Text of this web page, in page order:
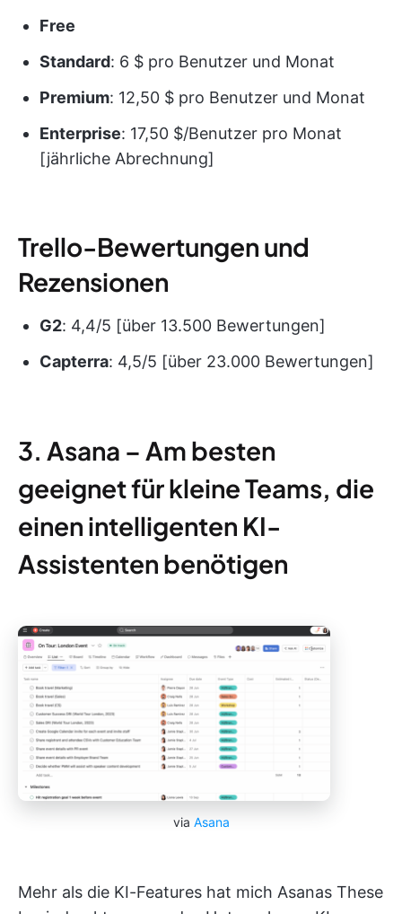
Free
Standard: 6 $ pro Benutzer und Monat
Premium: 12,50 $ pro Benutzer und Monat
Enterprise: 17,50 $/Benutzer pro Monat
[jährliche Abrechnung]
Trello-Bewertungen und
Rezensionen
G2: 4,4/5 [über 13.500 Bewertungen]
Capterra: 4,5/5 [über 23.000 Bewertungen]
3. Asana – Am besten
geeignet für kleine Teams, die
einen intelligenten KI-
Assistenten benötigen
via Asana
Mehr als die KI-Features hat mich Asanas These